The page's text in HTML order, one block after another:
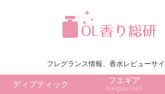
フレグランス情報、香水レビューサイ
ディプティック
フエギア
Fueguia1833